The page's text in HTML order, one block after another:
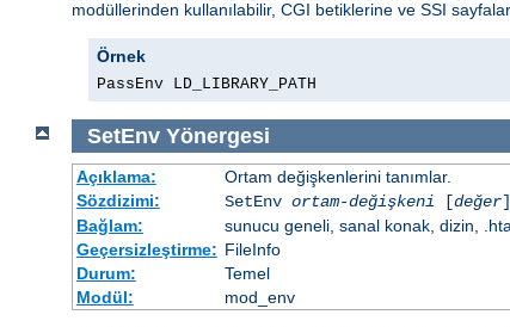
modüllerinden kullanılabilir, CGI betiklerine ve SSI
Örnek
PassEnv LD_LIBRARY_PATH
SetEnv Yönergesi
Açıklama:
Ortam değişkenlerini tanımlar.
Sözdizimi:
SetEnv ortam-değişkeni [değer]
Bağlam:
sunucu geneli, sanal konak, dizin,
Geçersizleştirme: FileInfo
Durum:
Temel
Modül:
mod_env